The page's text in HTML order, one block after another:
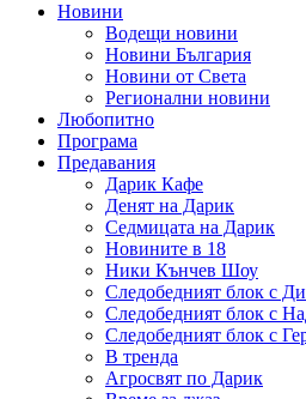
Новини
Водещи новини
Новини България
Новини от Света
Регионални новини
Любопитно
Програма
Предавания
Дарик Кафе
Денят на Дарик
Седмицата на Дарик
Новините в 18
Ники Кънчев Шоу
Следобедният блок с
Следобедният блок с
Следобедният блок с
В тренда
Агросвят по Дарик